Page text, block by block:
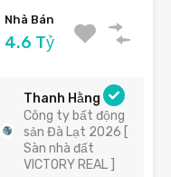
Nhà Bán
4.6 Tỷ
Thanh Hằng
Công ty bất động
sản Đà Lạt 2026 [
Sàn nhà đất
VICTORY REAL ]